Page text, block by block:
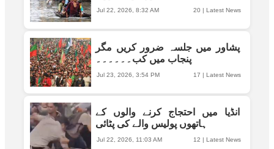
20 | Latest News
Jul 22, 2026, 8:32 AM
پشاور میں جلسہ ضرور کریں مگر
پنجاب میں کب۔۔۔۔۔۔
17 | Latest News
Jul 23, 2026, 3:54 PM
انڈیا میں احتجاج کرنے والوں کے
ہاتھوں پولیس والے کی پٹائی
12 | Latest News
Jul 22, 2026, 11:03 AM